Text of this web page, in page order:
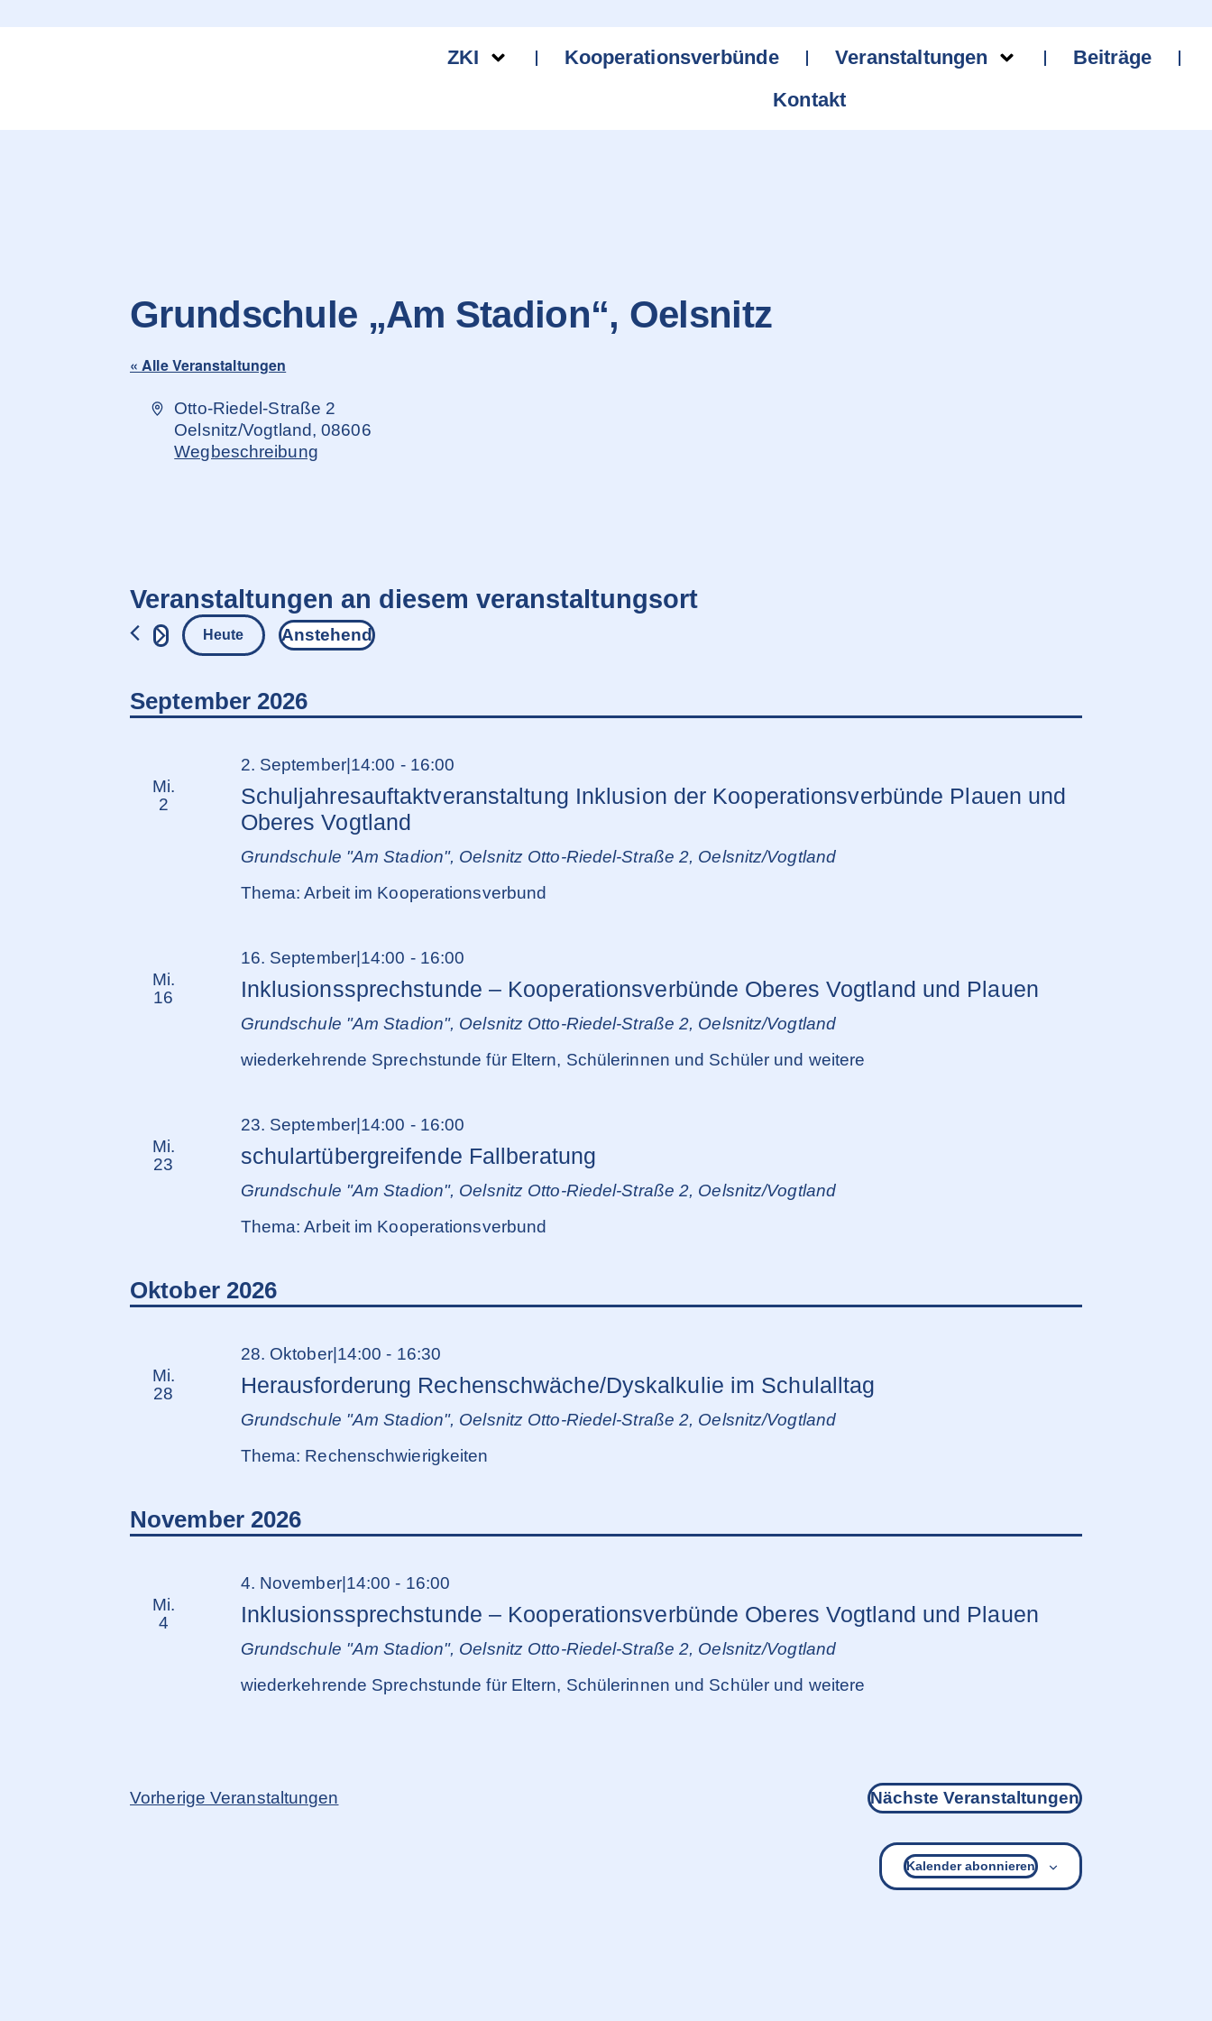
ZKI Kooperationsverbünde Veranstaltungen
Beiträge
Kontakt
Grundschule „Am Stadion“, Oelsnitz
« Alle Veranstaltungen
Adresse
Otto-Riedel-Straße 2
Oelsnitz/Vogtland, 08606
Wegbeschreibung
Veranstaltungen an diesem veranstaltungsort
Heute
Anstehend
September 2026
Mi.
2
Schuljahresauftaktveranstaltung Inklusion der Kooperationsverbünde Plauen und
Oberes Vogtland
2. September|14:00 - 16:00
Grundschule "Am Stadion", Oelsnitz Otto-Riedel-Straße 2, Oelsnitz/Vogtland
Thema: Arbeit im Kooperationsverbund
Mi.
16
Inklusionssprechstunde – Kooperationsverbünde Oberes Vogtland und Plauen
16. September|14:00 - 16:00
Grundschule "Am Stadion", Oelsnitz Otto-Riedel-Straße 2, Oelsnitz/Vogtland
wiederkehrende Sprechstunde für Eltern, Schülerinnen und Schüler und weitere
Mi.
23
schulartübergreifende Fallberatung
23. September|14:00 - 16:00
Grundschule "Am Stadion", Oelsnitz Otto-Riedel-Straße 2, Oelsnitz/Vogtland
Thema: Arbeit im Kooperationsverbund
Oktober 2026
Mi.
28
Herausforderung Rechenschwäche/Dyskalkulie im Schulalltag
28. Oktober|14:00 - 16:30
Grundschule "Am Stadion", Oelsnitz Otto-Riedel-Straße 2, Oelsnitz/Vogtland
Thema: Rechenschwierigkeiten
November 2026
Mi.
4
Inklusionssprechstunde – Kooperationsverbünde Oberes Vogtland und Plauen
4. November|14:00 - 16:00
Grundschule "Am Stadion", Oelsnitz Otto-Riedel-Straße 2, Oelsnitz/Vogtland
wiederkehrende Sprechstunde für Eltern, Schülerinnen und Schüler und weitere
Vorherige Veranstaltungen Nächste Veranstaltungen
Kalender abonnieren